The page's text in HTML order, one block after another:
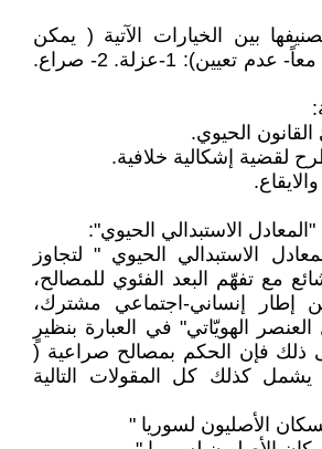
بين الخيارات الآتية ( يمكن
اختيار واحد - خياران معاً- عدم تعيين): 1-عزلة. 2- صراع.
الحيوي.
لقضية إشكالية خلافية.
الاستبدالي الحيوي":
الاستبدالي الحيوي " لتجاوز
مع تفهّم البعد الفئوي للمصالح،
إطار إنساني-اجتماعي مشترك،
الهويّاتي" في العبارة بنظيرٍ
ذلك فإن الحكم بمصالح صراعية (
يشمل كذلك كل المقولات التالية
الأصليون لسوريا "